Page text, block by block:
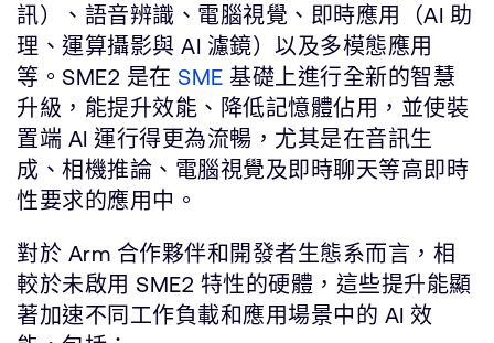
訊）、語音辨識、電腦視覺、即時應用（AI 助
理、運算攝影與 AI 濾鏡）以及多模態應用
等。SME2 是在 SME 基礎上進行全新的智慧
升級，能提升效能、降低記憶體佔用，並使裝
置端 AI 運行得更為流暢，尤其是在音訊生
成、相機推論、電腦視覺及即時聊天等高即時
性要求的應用中。
對於 Arm 合作夥伴和開發者生態系而言，相
較於未啟用 SME2 特性的硬體，這些提升能顯
著加速不同工作負載和應用場景中的 AI 效